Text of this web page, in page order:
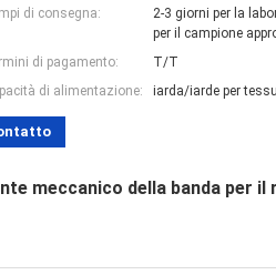
di consegna:
2-3 giorni per la
per il campione
di pagamento:
T/T
di alimentazione:
iarda/iarde per
meccanico della banda per il